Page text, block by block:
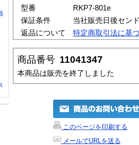
型番
RKP7-801e
保証条件
当社販売日後セン
返品について
特定商取引法に基
商品番号 11041347
本商品は販売を終了しました
このページを印刷する
メールでURLを送る